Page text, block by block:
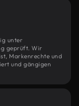
unter
geprüft. Wir
Markenrechte und
und gängigen